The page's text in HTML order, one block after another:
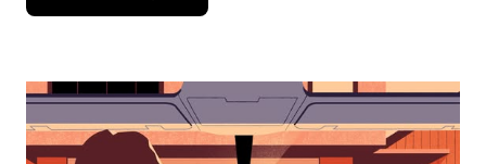
la
bas
interagir
avec